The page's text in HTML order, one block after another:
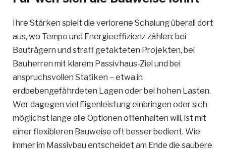
Ihre Stärken spielt die verlorene Schalung überall dort
aus, wo Tempo und Energieeffizienz zählen: bei
Bauträgern und straff getakteten Projekten, bei
Bauherren mit klarem Passivhaus-Ziel und bei
anspruchsvollen Statiken – etwa in
erdbebengefährdeten Lagen oder bei hohen Lasten.
Wer dagegen viel Eigenleistung einbringen oder sich
möglichst lange alle Optionen offenhalten will, ist mit
einer flexibleren Bauweise oft besser bedient. Wie
immer im Massivbau entscheidet am Ende die saubere